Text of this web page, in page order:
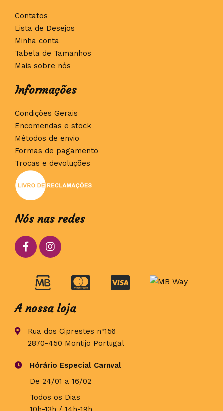
Contatos
Lista de Desejos
Minha conta
Tabela de Tamanhos
Mais sobre nós
Informações
Condições Gerais
Encomendas e stock
Métodos de envio
Formas de pagamento
Trocas e devoluções
Nós nas redes
A nossa loja
Rua dos Ciprestes nº156
2870-450 Montijo Portugal
Hórário Especial Carnval
De 24/01 a 16/02
Todos os Dias
10h-13h / 14h-19h